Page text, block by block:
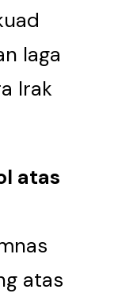
laga
Irak
atas
atas